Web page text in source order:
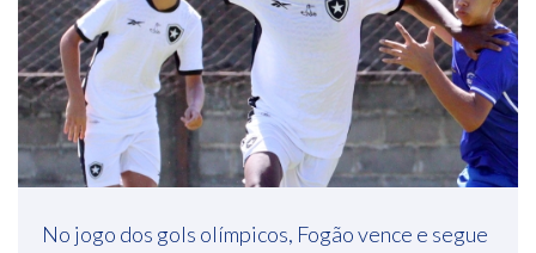
No jogo dos gols olímpicos, Fogão vence e segue